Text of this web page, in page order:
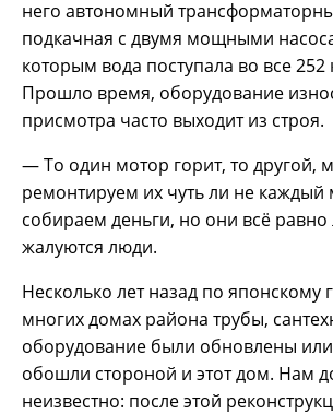
него автономный
подкачная с двумя мощными
которым вода поступала во все
Прошло время, оборудование
присмотра часто выходит из строя.
— То один мотор горит, то другой,
ремонтируем их чуть ли не каждый
собираем деньги, но они всё
жалуются люди.
Несколько лет назад по японскому
многих домах района трубы,
оборудование были обновлены
обошли стороной и этот дом. Нам
неизвестно: после этой